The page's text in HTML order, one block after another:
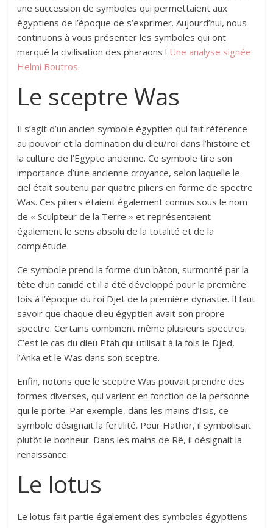
une succession de symboles qui permettaient aux
égyptiens de l’époque de s’exprimer. Aujourd’hui, nous
continuons à vous présenter les symboles qui ont
marqué la civilisation des pharaons ! Une analyse signée
Helmi Boutros.
Le sceptre Was
Il s’agit d’un ancien symbole égyptien qui fait référence
au pouvoir et la domination du dieu/roi dans l’histoire et
la culture de l’Egypte ancienne. Ce symbole tire son
importance d’une ancienne croyance, selon laquelle le
ciel était soutenu par quatre piliers en forme de spectre
Was. Ces piliers étaient également connus sous le nom
de « Sculpteur de la Terre » et représentaient
également le sens absolu de la totalité et de la
complétude.
Ce symbole prend la forme d’un bâton, surmonté par la
tête d’un canidé et il a été développé pour la première
fois à l’époque du roi Djet de la première dynastie. Il faut
savoir que chaque dieu égyptien avait son propre
spectre. Certains combinent même plusieurs spectres.
C’est le cas du dieu Ptah qui utilisait à la fois le Djed,
l’Anka et le Was dans son sceptre.
Enfin, notons que le sceptre Was pouvait prendre des
formes diverses, qui varient en fonction de la personne
qui le porte. Par exemple, dans les mains d’Isis, ce
symbole désignait la fertilité. Pour Hathor, il symbolisait
plutôt le bonheur. Dans les mains de Rê, il désignait la
renaissance.
Le lotus
Le lotus fait partie également des symboles égyptiens